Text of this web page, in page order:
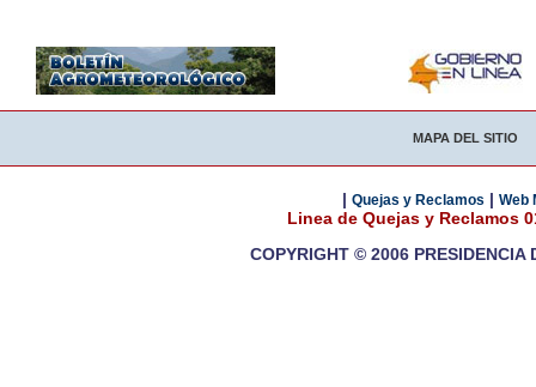
MAPA DEL SITIO
| Quejas y Reclamos | Web
Linea de Quejas y Reclamos
COPYRIGHT © 2006 PRESIDENCIA